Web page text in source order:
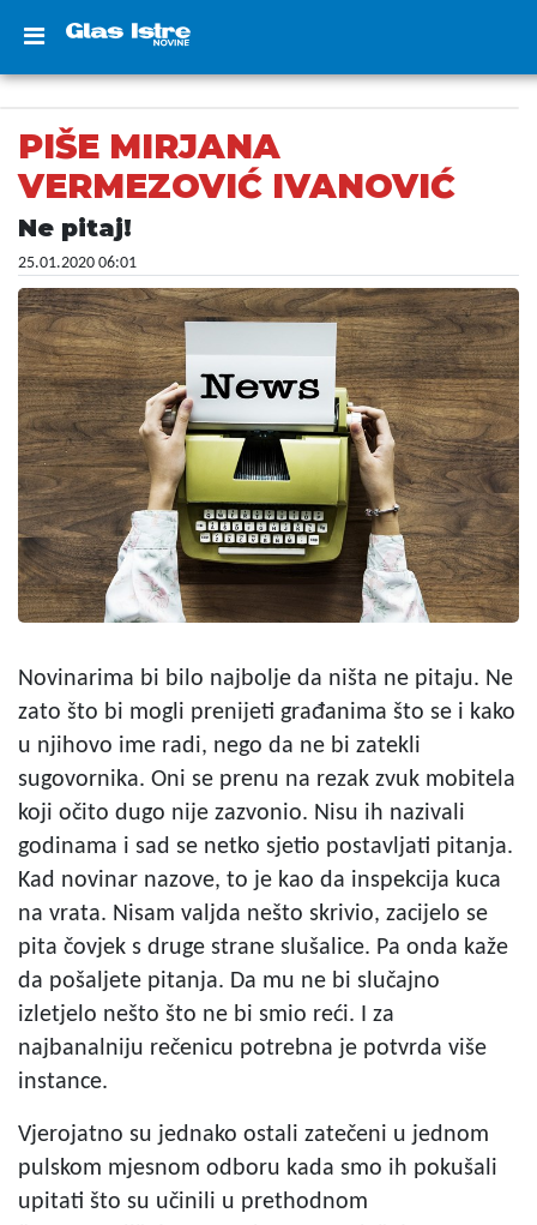
PIŠE MIRJANA
VERMEZOVIĆ IVANOVIĆ
Ne pitaj!
25.01.2020 06:01
Novinarima bi bilo najbolje da ništa ne pitaju. Ne
zato što bi mogli prenijeti građanima što se i kako
u njihovo ime radi, nego da ne bi zatekli
sugovornika. Oni se prenu na rezak zvuk mobitela
koji očito dugo nije zazvonio. Nisu ih nazivali
godinama i sad se netko sjetio postavljati pitanja.
Kad novinar nazove, to je kao da inspekcija kuca
na vrata. Nisam valjda nešto skrivio, zacijelo se
pita čovjek s druge strane slušalice. Pa onda kaže
da pošaljete pitanja. Da mu ne bi slučajno
izletjelo nešto što ne bi smio reći. I za
najbanalniju rečenicu potrebna je potvrda više
instance.
Vjerojatno su jednako ostali zatečeni u jednom
pulskom mjesnom odboru kada smo ih pokušali
upitati što su učinili u prethodnom